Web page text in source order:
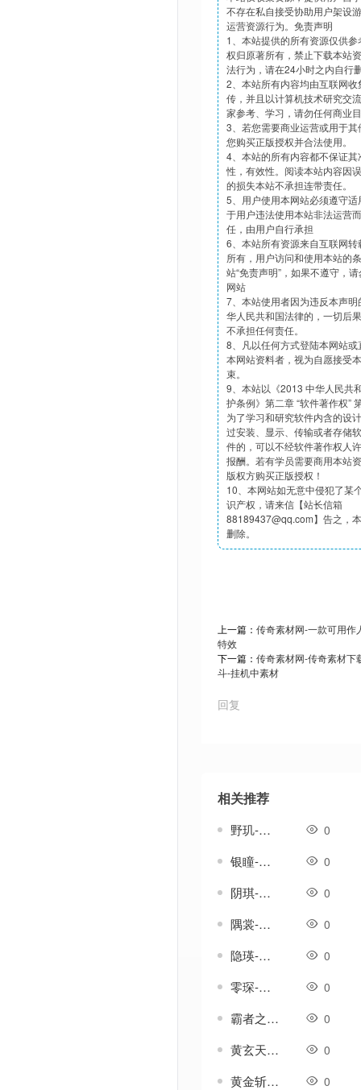
不存在私自接受协助用户架设
运营资源行为。免责声明
1、本站提供的所有资源仅供
权归原著所有，禁止下载本站
法行为，请在24小时之内自行
2、本站所有内容均由互联网
传，并且以计算机技术研究交
家参考、学习，请勿任何商业
3、若您需要商业运营或用于
您购买正版授权并合法使用。
4、本站的所有内容都不保证
性，有效性。阅读本站内容因
的损失本站不承担连带责任。
5、用户使用本网站必须遵守
于用户违法使用本站非法运营
任，由用户自行承担
6、本站所有资源来自互联网
所有，用户访问和使用本站的
站“免责声明”，如果不遵守，
网站
7、本站使用者因为违反本声
华人民共和国法律的，一切后
不承担任何责任。
8、凡以任何方式登陆本网站
本网站资料者，视为自愿接受
束。
9、本站以《2013 中华人民共
护条例》第二章 “软件著作权”
为了学习和研究软件内含的设
过安装、显示、传输或者存储
件的，可以不经软件著作权人
报酬。若有学员需要商用本站
版权方购买正版授权！
10、本网站如无意中侵犯了某
识产权，请来信【站长信箱
88189437@qq.com】告之，
删除。
上一篇： 传奇素材网-一款可用作
特效
下一篇： 传奇素材网-传奇素材下
斗-挂机中素材
回复
相关推荐
野玑-传奇武器素材 0
银瞳-传奇武器素材 0
阴琪-传奇武器素材 0
隅裳-传奇武器素材 0
隐瑛-传奇武器素材 0
零琛-传奇武器素材 0
霸者之刃-传奇武器素材 0
黄玄天-传奇武器素材 0
黄金斩-传奇武器素材 0